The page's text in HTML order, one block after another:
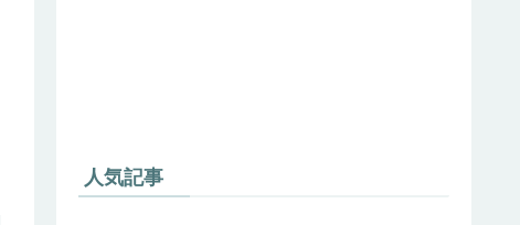
人気記事